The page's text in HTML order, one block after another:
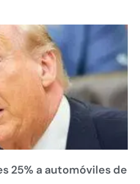
25% a automóviles de